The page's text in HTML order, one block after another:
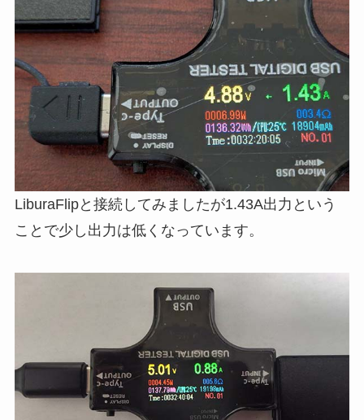
LiburaFlipと接続してみましたが1.43A出力という
ことで少し出力は低くなっています。